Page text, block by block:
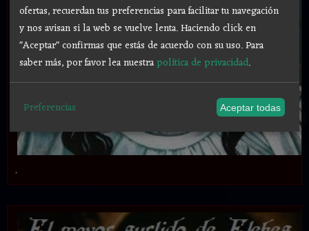
.
ofertas, recuerdan tus preferencias para facilitar tu navegación
y nos avisan si la web se vuelve lenta. Haciendo click en
"Aceptar" confirmas que estás de acuerdo con su uso.Para
saber más, por favor lea nuestrapolítica de privacidad.
Preferencias Aceptar todas